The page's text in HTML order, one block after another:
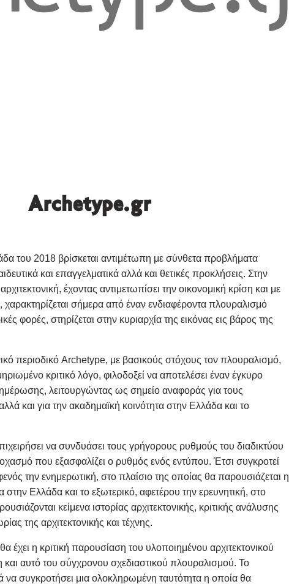
Archetype.gr
του 2018 βρίσκεται αντιμέτωπη με σύνθετα προβλήματα
και επαγγελματικά αλλά και θετικές προκλήσεις. Στην
έχοντας αντιμετωπίσει την οικονομική κρίση και με
χαρακτηρίζεται σήμερα από έναν ενδιαφέροντα πλουραλισμό
φορές, στηρίζεται στην κυριαρχία της εικόνας εις βάρος της
περιοδικό Archetype, με βασικούς στόχους τον πλουραλισμό,
κριτικό λόγο, φιλοδοξεί να αποτελέσει έναν έγκυρο
λειτουργώντας ως σημείο αναφοράς για τους
και για την ακαδημαϊκή κοινότητα στην Ελλάδα και το
να συνδυάσει τους γρήγορους ρυθμούς του διαδικτύου
που εξασφαλίζει ο ρυθμός ενός εντύπου. Έτσι συγκροτεί
την ενημερωτική, στο πλαίσιο της οποίας θα παρουσιάζεται η
στην Ελλάδα και το εξωτερικό, αφετέρου την ερευνητική, στο
κείμενα ιστορίας αρχιτεκτονικής, κριτικής ανάλυσης
της αρχιτεκτονικής και τέχνης.
έχει η κριτική παρουσίαση του υλοποιημένου αρχιτεκτονικού
αυτό του σύγχρονου σχεδιαστικού πλουραλισμού. Το
να συγκροτήσει μια ολοκληρωμένη ταυτότητα η οποία θα